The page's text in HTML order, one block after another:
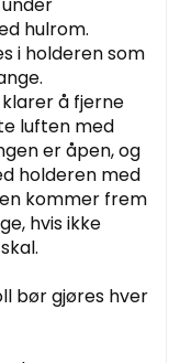
hulrom.
i holderen som
å fjerne
luften med
er åpen, og
holderen med
kommer frem
hvis ikke
bør gjøres hver